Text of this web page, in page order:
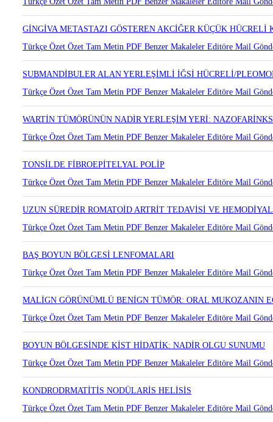
BOYUNDA PRİMERİ BİLİNMEYEN EPİTELYAL-
Türkçe ÖzetÖzetTam MetinPDFBenzer MakalelerEditöre Mail
GİNGİVA METASTAZI GÖSTEREN AKCİĞER KÜÇÜK HÜCRELİ
Türkçe ÖzetÖzetTam MetinPDFBenzer MakalelerEditöre Mail
SUBMANDİBULER ALAN YERLEŞİMLİ İĞSİ HÜCRELİ/
Türkçe ÖzetÖzetTam MetinPDFBenzer MakalelerEditöre Mail
WARTİN TÜMÖRÜNÜN NADİR YERLEŞİM YERİ: NAZOFARİNKS
Türkçe ÖzetÖzetTam MetinPDFBenzer Makaleler
TONSİLDE FİBROEPİTELYAL POLİP
Türkçe ÖzetÖzetTam MetinPDFBenzer MakalelerEditöre Mail
UZUN SÜREDİR ROMATOİD ARTRİT TEDAVİSİ VE
Türkçe ÖzetÖzetTam MetinPDFBenzer Makaleler
BAŞ BOYUN BÖLGESİ LENFOMALARI
Türkçe ÖzetÖzetTam MetinPDFBenzer MakalelerEditöre Mail
MALİGN GÖRÜNÜMLÜ BENİGN TÜMÖR: ORAL MUKOZANIN
Türkçe ÖzetÖzetTam MetinPDFBenzer MakalelerEditöre Mail
BOYUN BÖLGESİNDE KİST HİDATİK: NADİR OLGU SUNUMU
Türkçe ÖzetÖzetTam MetinPDFBenzer Makaleler